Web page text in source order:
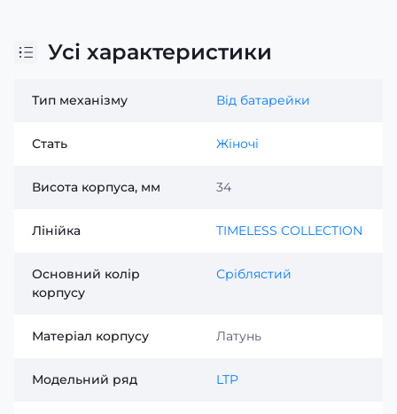
Усі характеристики
Тип механізму Від батарейки
Стать Жіночі
Висота корпуса, мм 34
Лінійка TIMELESS COLLECTION
Основний колір
корпусу
Сріблястий
Матеріал корпусу Латунь
Модельний ряд LTP